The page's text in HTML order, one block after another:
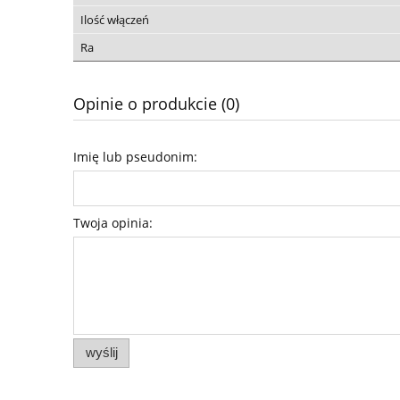
Ilość włączeń
Ra
Opinie o produkcie (0)
Imię lub pseudonim:
Twoja opinia:
wyślij